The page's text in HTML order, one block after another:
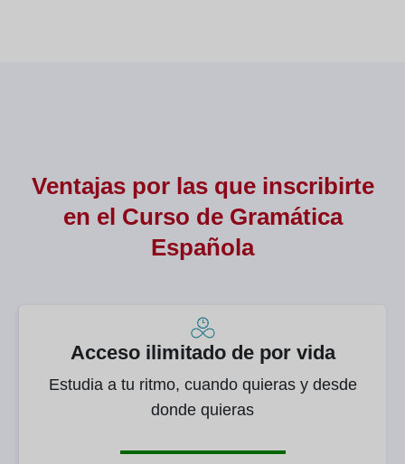
Ventajas por las que inscribirte
en el Curso de Gramática
Española
Acceso ilimitado de por vida
Estudia a tu ritmo, cuando quieras y desde
donde quieras